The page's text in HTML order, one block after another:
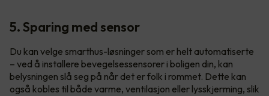
5. Sparing med sensor
Du kan velge smarthus-løsninger som er helt automatiserte
– ved å installere bevegelsessensorer i boligen din, kan
belysningen slå seg på når det er folk i rommet. Dette kan
også kobles til både varme, ventilasjon eller lysskjerming, slik